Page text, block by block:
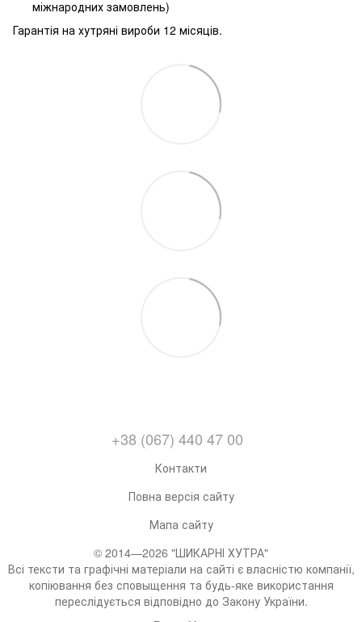
міжнародних замовлень)
Гарантія на хутряні вироби 12 місяців.
+38 (067) 440 47 00
Контакти
Повна версія сайту
Мапа сайту
© 2014—2026 "ШИКАРНІ ХУТРА"
Всі тексти та графічні матеріали на сайті є власністю компанії,
копіювання без сповыщення та будь-яке використання
переслідується відповідно до Закону України.